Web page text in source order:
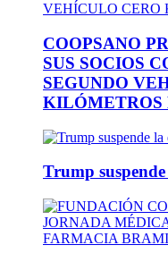
COOPSANO
SUS SOCIOS
SEGUNDO
KILÓMETROS
Trump